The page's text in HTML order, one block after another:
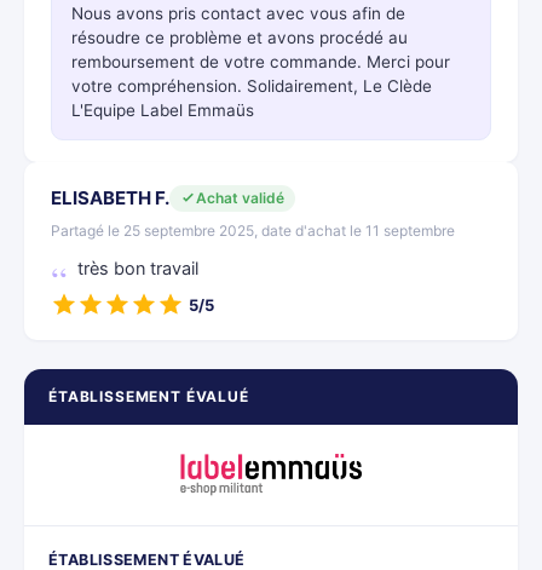
ÉTABLISSEMENT ÉVALUÉ
ÉTABLISSEMENT ÉVALUÉ
Nous avons pris contact avec vous afin de
résoudre ce problème et avons procédé au
remboursement de votre commande. Merci pour
votre compréhension. Solidairement, Le Clède
L'Equipe Label Emmaüs
ELISABETH F.
Achat validé
Partagé le 25 septembre 2025, date d'achat le 11 septembre
très bon travail
5/5